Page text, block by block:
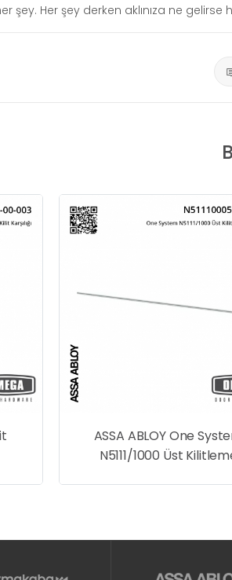
şey. Her şey derken aklınıza ne gelirse
ASSA ABLOY One
N5111/1000 Üst